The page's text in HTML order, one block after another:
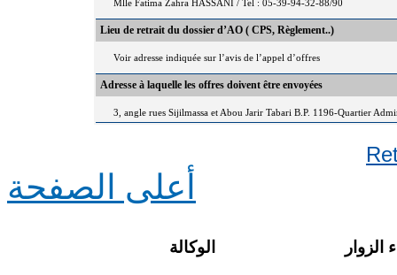
Mlle Fatima Zahra HASSANI / Tel : 05-39-94-32-88/90
Lieu de retrait du dossier d’AO ( CPS, Règlement..)
Voir adresse indiquée sur l’avis de l’appel d’offres
Adresse à laquelle les offres doivent être envoyées
3, angle rues Sijilmassa et Abou Jarir Tabari B.P. 1196-Quartier
أعلى الصفحة
الوكالة الزوار